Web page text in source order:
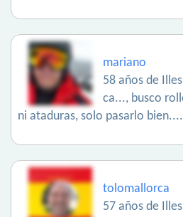
mariano
58 años de
ca..., busco
ni ataduras, solo pasarlo bien....
tolomallorca
57 años de